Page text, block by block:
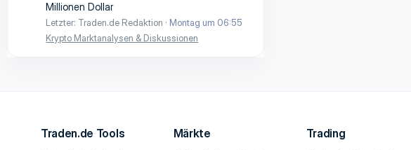
Millionen Dollar
Letzter: Traden.de Redaktion
Montag um 06:55
Krypto Marktanalysen & Diskussionen
Traden.de Tools Märkte Trading